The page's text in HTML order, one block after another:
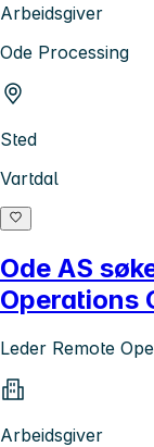
Arbeidsgiver
Ode Processing
Sted
Vartdal
Ode AS
Operations
Leder Remote
Arbeidsgiver